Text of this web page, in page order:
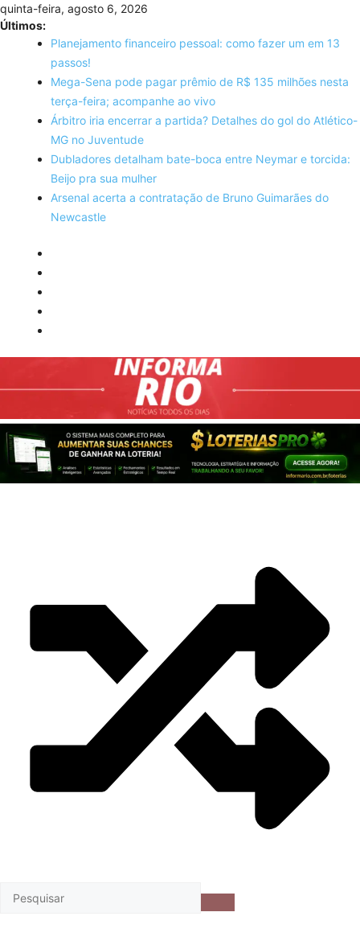
Skip
to
content
quinta-feira, agosto 6, 2026
Últimos:
Planejamento financeiro pessoal: como fazer um em 13
passos!
Mega-Sena pode pagar prêmio de R$ 135 milhões nesta
terça-feira; acompanhe ao vivo
Árbitro iria encerrar a partida? Detalhes do gol do Atlético-
MG no Juventude
Dubladores detalham bate-boca entre Neymar e torcida:
Beijo pra sua mulher
Arsenal acerta a contratação de Bruno Guimarães do
Newcastle